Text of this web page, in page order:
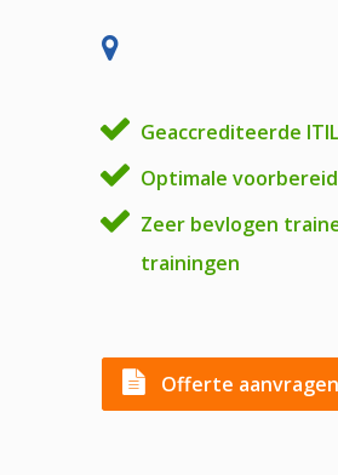
Geaccrediteerde
Optimale
Zeer bevlogen
trainingen
Offerte aanvragen